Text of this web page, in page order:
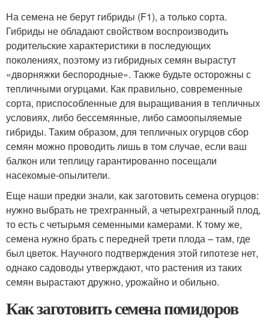
На семена не берут гибриды (F1), а только сорта.
Гибриды не обладают свойством воспроизводить
родительские характеристики в последующих
поколениях, поэтому из гибридных семян вырастут
«дворняжки беспородные». Также будьте осторожны с
тепличными огурцами. Как правильно, современные
сорта, приспособленные для выращивания в тепличных
условиях, либо бессемянные, либо самоопыляемые
гибриды. Таким образом, для тепличных огурцов сбор
семян можно проводить лишь в том случае, если ваш
балкон или теплицу гарантированно посещали
насекомые-опылители.
Еще наши предки знали, как заготовить семена огурцов:
нужно выбрать не трехгранный, а четырехгранный плод,
то есть с четырьмя семенными камерами. К тому же,
семена нужно брать с передней трети плода – там, где
был цветок. Научного подтверждения этой гипотезе нет,
однако садоводы утверждают, что растения из таких
семян вырастают дружно, урожайно и обильно.
Как заготовить семена помидоров